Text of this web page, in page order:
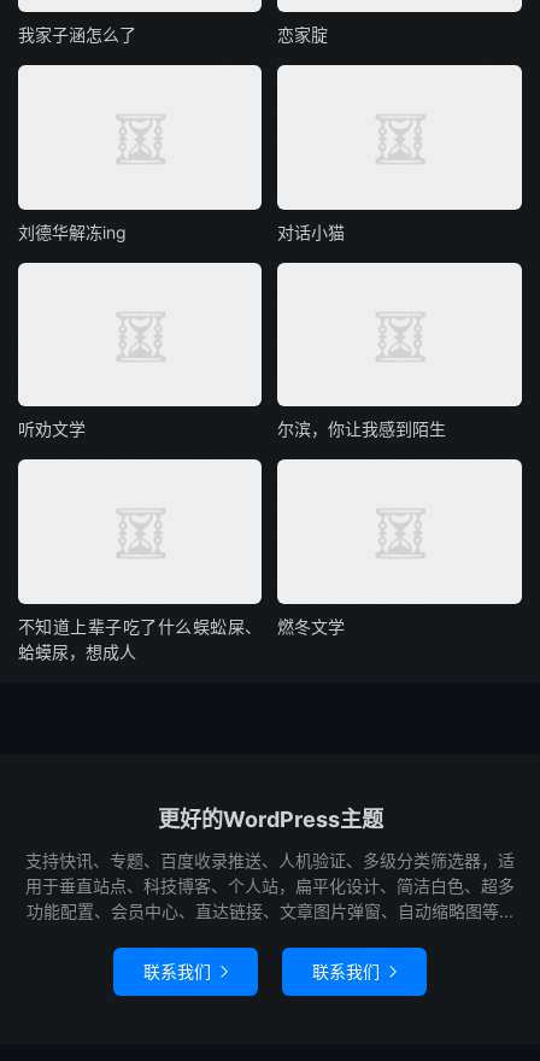
我家子涵怎么了 恋家腚
刘德华解冻ing 对话小猫
听劝文学 尔滨，你让我感到陌生
不知道上辈子吃了什么蜈蚣屎、
蛤蟆尿，想成人
燃冬文学
更好的WordPress主题
支持快讯、专题、百度收录推送、人机验证、多级分类筛选器，适
用于垂直站点、科技博客、个人站，扁平化设计、简洁白色、超多
功能配置、会员中心、直达链接、文章图片弹窗、自动缩略图等...
联系我们  联系我们 